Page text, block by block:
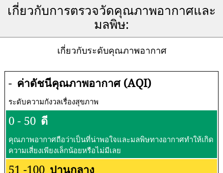
เกี่ยวกับการตรวจวัดคุณภาพอากาศและ
มลพิษ:
เกี่ยวกับระดับคุณภาพอากาศ
- ค่าดัชนีคุณภาพอากาศ (AQI)
ระดับความกังวลเรื่องสุขภาพ
0 - 50 ดี
คุณภาพอากาศถือว่าเป็นที่น่าพอใจและมลพิษทางอากาศทำให้เกิด
ความเสี่ยงเพียงเล็กน้อยหรือไม่มีเลย
51 -100 ปานกลาง